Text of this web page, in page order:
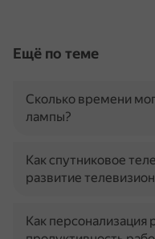
Ещё по теме
Сколько времени
лампы?
Как спутниковое
развитие
Как персонализация